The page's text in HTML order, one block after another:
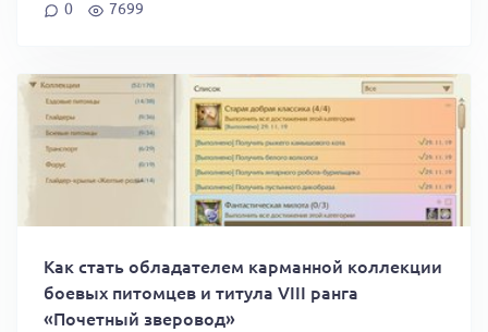
0 7699
Как стать обладателем карманной коллекции
боевых питомцев и титула VIII ранга
«Почетный зверовод»